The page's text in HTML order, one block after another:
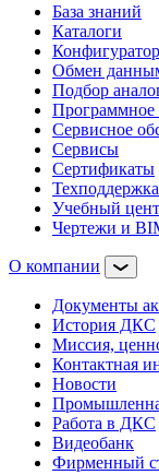
База знаний
Каталоги
Обмен
Подбор
Программное
Сервисное
Сервисы
Сертификаты
Техподдержка
Учебный
Чертежи и
О компании
Документы
История ДКС
Миссия,
Контактная
Новости
Работа в ДКС
Видеобанк
Фирменный